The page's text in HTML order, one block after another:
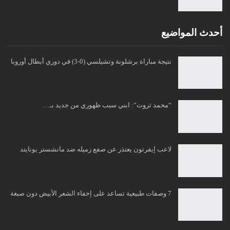
أحدث المواضيع
نتيجة مباراة برشلونة وتشيلسي (0-3) في دوري أبطال أوروبا
“محمد ثروت”: ابني سبب ظهوري من جديد بـ…
لاعب إيفرتون يعتذر عن صفع زميله ضد مانشستر يونايتد
7 وصفات طبيعية تساعد على إخفاء الشعر الأبيض دون صبغة